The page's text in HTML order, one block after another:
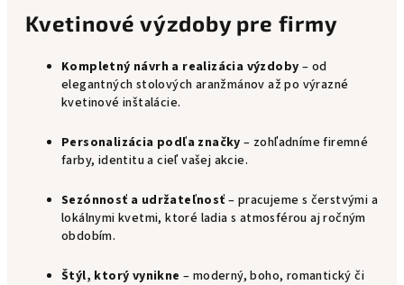
Kvetinové výzdoby pre firmy
Kompletný návrh a realizácia výzdoby – od
elegantných stolových aranžmánov až po výrazné
kvetinové inštalácie.
Personalizácia podľa značky – zohľadníme firemné
farby, identitu a cieľ vašej akcie.
Sezónnosť a udržateľnosť – pracujeme s čerstvými a
lokálnymi kvetmi, ktoré ladia s atmosférou aj ročným
obdobím.
Štýl, ktorý vynikne – moderný, boho, romantický či